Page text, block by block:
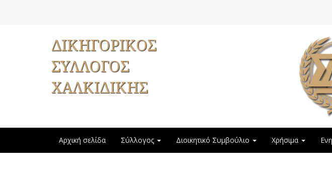
ΔΙΚΗΓΟΡΙΚΟΣ
ΣΥΛΛΟΓΟΣ
ΧΑΛΚΙΔΙΚΗΣ
Αρχική σελίδα Σύλλογος Διοικητικό Συμβούλιο Χρήσιμα